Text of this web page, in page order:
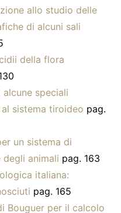
allo studio delle
di alcuni sali
della flora
speciali
sistema tiroideo pag.
un sistema di
degli animali pag. 163
italiana:
pag. 165
Bouguer per il calcolo